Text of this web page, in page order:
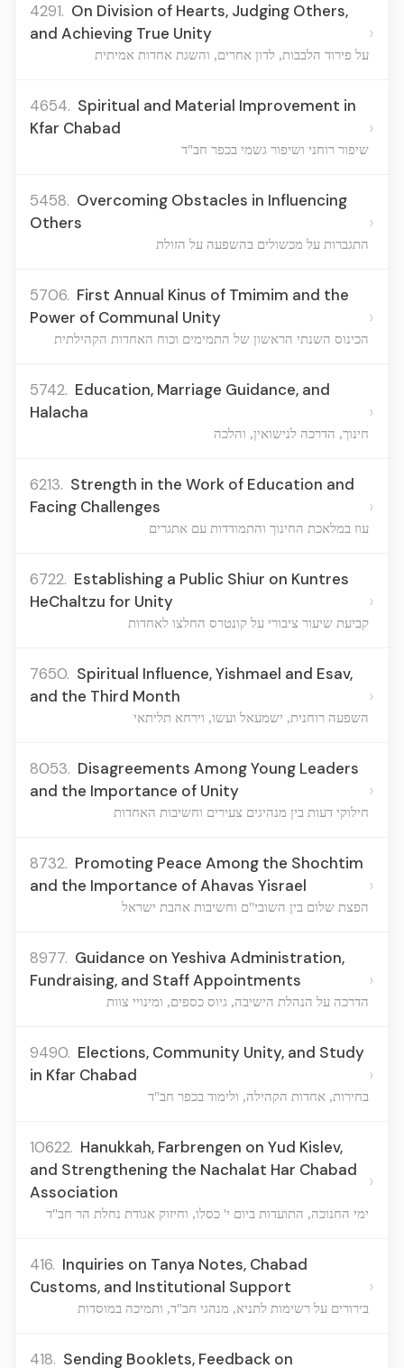
4291. On Division of Hearts, Judging Others,
and Achieving True Unity
על פירוד הלבבות, לדון אחרים, והשגת אחדות אמיתית
›
4654. Spiritual and Material Improvement in
Kfar Chabad
שיפור רוחני ושיפור גשמי בכפר חב"ד
›
5458. Overcoming Obstacles in Influencing
Others
התגברות על מכשולים בהשפעה על הזולת
›
5706. First Annual Kinus of Tmimim and the
Power of Communal Unity
הכינוס השנתי הראשון של התמימים וכוח האחדות הקהילתית
›
5742. Education, Marriage Guidance, and
Halacha
חינוך, הדרכה לנישואין, והלכה
›
6213. Strength in the Work of Education and
Facing Challenges
עוז במלאכת החינוך והתמודדות עם אתגרים
›
6722. Establishing a Public Shiur on Kuntres
HeChaltzu for Unity
קביעת שיעור ציבורי על קונטרס החלצו לאחדות
›
7650. Spiritual Influence, Yishmael and Esav,
and the Third Month
השפעה רוחנית, ישמעאל ועשו, וירחא תליתאי
›
8053. Disagreements Among Young Leaders
and the Importance of Unity
חילוקי דעות בין מנהיגים צעירים וחשיבות האחדות
›
8732. Promoting Peace Among the Shochtim
and the Importance of Ahavas Yisrael
הפצת שלום בין השובי"ם וחשיבות אהבת ישראל
›
8977. Guidance on Yeshiva Administration,
Fundraising, and Staff Appointments
הדרכה על הנהלת הישיבה, גיוס כספים, ומינויי צוות
›
9490. Elections, Community Unity, and Study
in Kfar Chabad
בחירות, אחדות הקהילה, ולימוד בכפר חב"ד
›
10622. Hanukkah, Farbrengen on Yud Kislev,
and Strengthening the Nachalat Har Chabad
Association
ימי החנוכה, התועדות ביום י' כסלו, וחיזוק אגודת נחלת הר חב"ד
›
416. Inquiries on Tanya Notes, Chabad
Customs, and Institutional Support
בירורים על רשימות לתניא, מנהגי חב"ד, ותמיכה במוסדות
›
418. Sending Booklets, Feedback on